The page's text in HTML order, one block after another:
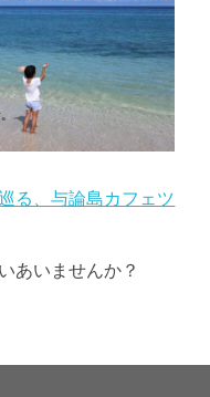
る、与論島カフェツ
あいませんか？